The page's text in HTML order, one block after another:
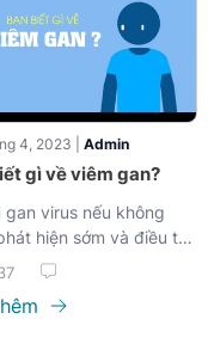
4, 2023 | Admin
gì về viêm gan?
gan virus nếu không
hiện sớm và điều trị
nhiều biến chứng
xơ gan, ung thư gan
coi là “Sát thủ thầm